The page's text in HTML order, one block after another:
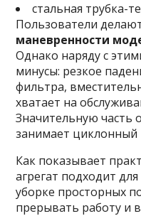
стальная трубка-
Пользователи
маневренности
Однако наряду с
минусы: резкое
фильтра,
хватает на
Значительную часть
занимает циклонный
Как показывает
агрегат подходит
уборке просторных
прерывать работу и